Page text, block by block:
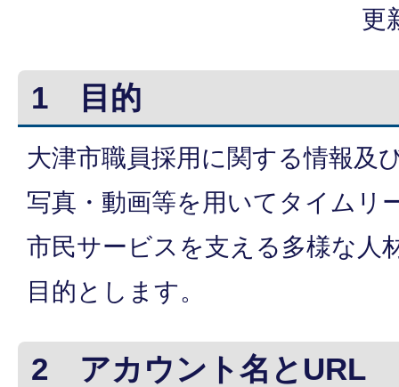
更
1 目的
大津市職員採用に関する情報及
写真・動画等を用いてタイムリ
市民サービスを支える多様な人
目的とします。
2 アカウント名とURL